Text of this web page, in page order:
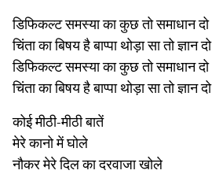
डिफिकल्ट समस्या का कुछ तो समाधान दो
चिंता का बिषय है बाप्पा थोड़ा सा तो ज्ञान दो
डिफिकल्ट समस्या का कुछ तो समाधान दो
चिंता का बिषय है बाप्पा थोड़ा सा तो ज्ञान दो
कोई मीठी-मीठी बातें
मेरे कानो में घोले
नौकर मेरे दिल का दरवाजा खोले